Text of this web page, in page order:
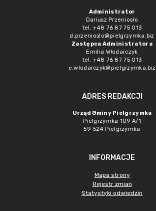
Administrator
Dariusz Przeniosło
tel. +48 76 87 75 013
d.przenioslo@pielgrzymka.biz
Zastępca Administratora
Emilia Włodarczyk
tel. +48 76 87 75 013
e.wlodarczyk@pielgrzymka.biz
ADRES REDAKCJI
Urząd Gminy Pielgrzymka
Pielgrzymka 109 A/1
59-524 Pielgrzymka
INFORMACJE
Mapa strony
Rejestr zmian
Statystyki odwiedzin